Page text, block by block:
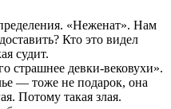
«Неженат». Нам
Кто это видел
судит.
страшнее девки-вековухи».
— тоже не подарок, она
Потому такая злая.